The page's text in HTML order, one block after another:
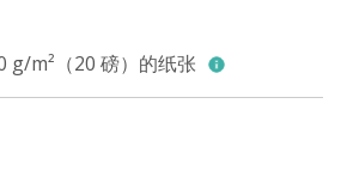
g/m²（20 磅）的纸张